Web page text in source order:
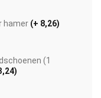
hamer (+ 8,26)
(1